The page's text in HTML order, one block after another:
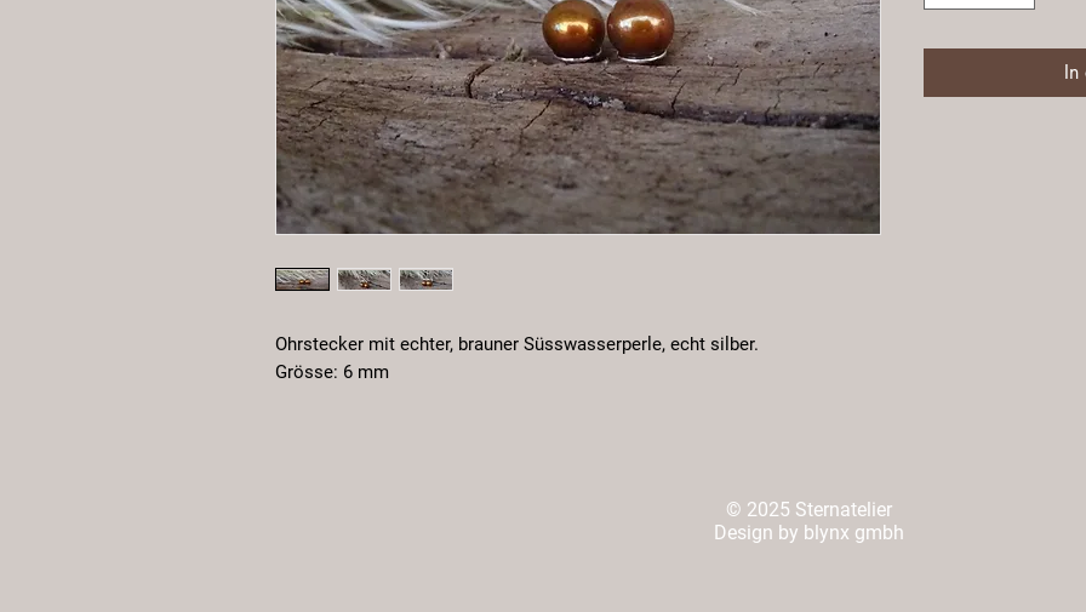
Ohrstecker mit echter, brauner Süsswasserperle, echt silber.
Grösse: 6 mm
In
© 2025 Sternatelier
Design by blynx gmbh